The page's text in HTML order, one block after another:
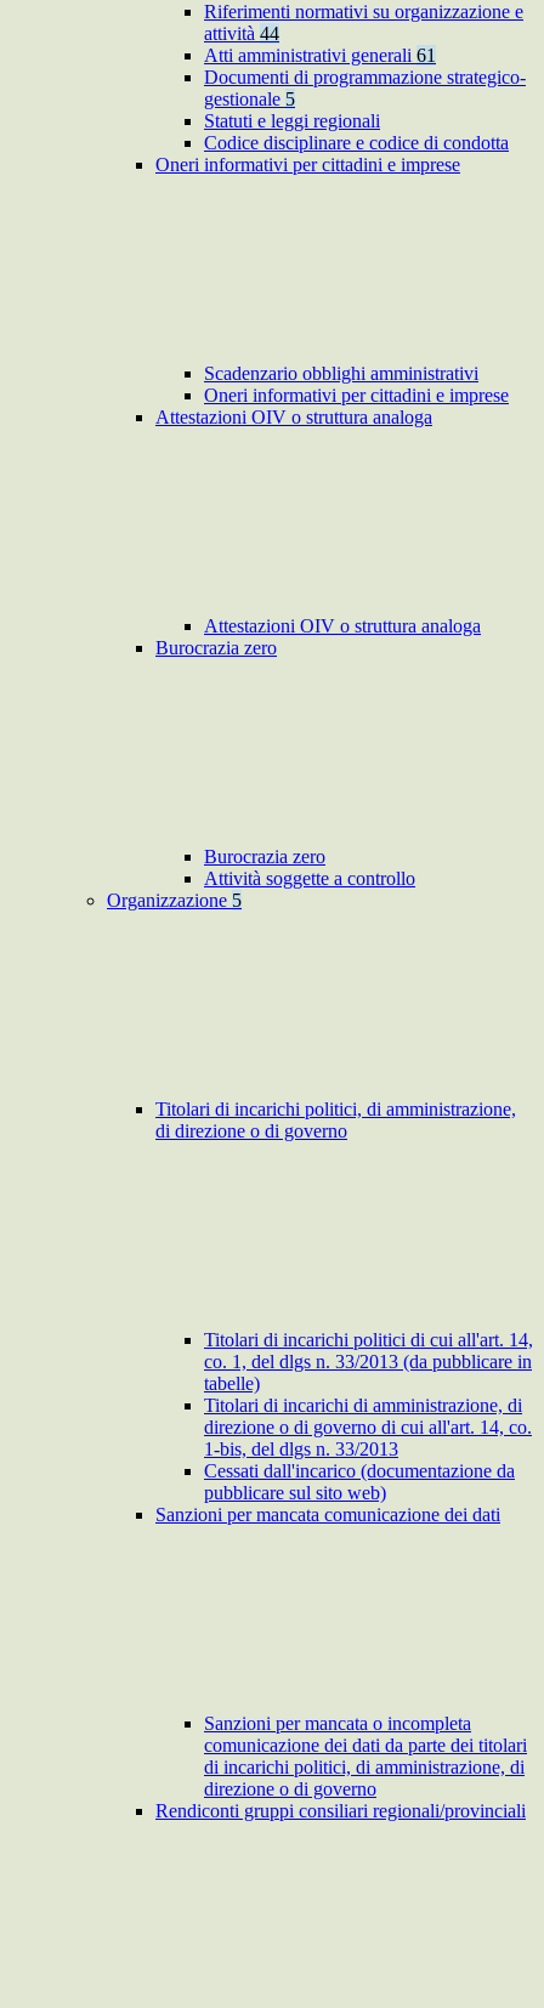
Riferimenti normativi su organizzazione e
attività 44
Atti amministrativi generali 61
Documenti di programmazione strategico-
gestionale 5
Statuti e leggi regionali
Codice disciplinare e codice di condotta
Oneri informativi per cittadini e imprese
Scadenzario obblighi amministrativi
Oneri informativi per cittadini e imprese
Attestazioni OIV o struttura analoga
Attestazioni OIV o struttura analoga
Burocrazia zero
Burocrazia zero
Attività soggette a controllo
Organizzazione 5
Titolari di incarichi politici, di amministrazione,
di direzione o di governo
Titolari di incarichi politici di cui all'art. 14,
co. 1, del dlgs n. 33/2013 (da pubblicare in
tabelle)
Titolari di incarichi di amministrazione, di
direzione o di governo di cui all'art. 14, co.
1-bis, del dlgs n. 33/2013
Cessati dall'incarico (documentazione da
pubblicare sul sito web)
Sanzioni per mancata comunicazione dei dati
Sanzioni per mancata o incompleta
comunicazione dei dati da parte dei titolari
di incarichi politici, di amministrazione, di
direzione o di governo
Rendiconti gruppi consiliari regionali/provinciali